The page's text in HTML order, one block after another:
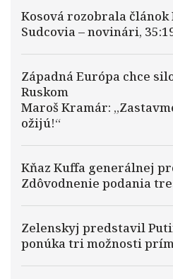
Kosová rozobrala článok
Sudcovia – novinári,
Západná Európa chce
Ruskom
Maroš Kramár:
ožijú!“
Kňaz Kuffa generálnej
Zdôvodnenie podania
Zelenskyj predstavil
ponúka tri možnosti